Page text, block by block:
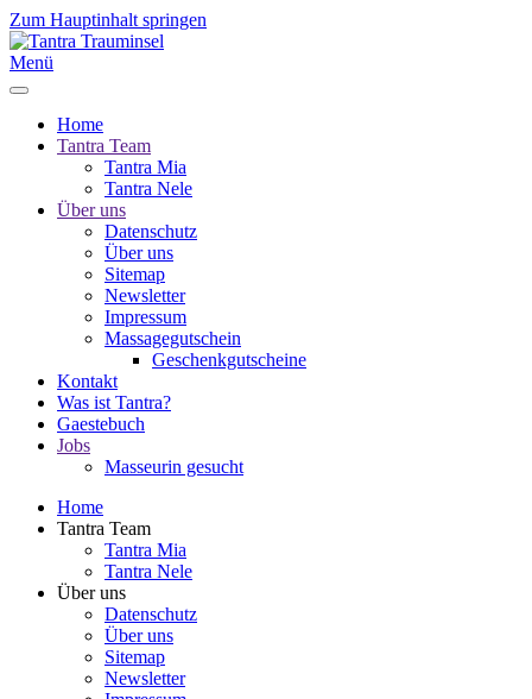
Zum Hauptinhalt springen
Menü
Home
Tantra Team
Tantra Mia
Tantra Nele
Über uns
Datenschutz
Über uns
Sitemap
Newsletter
Impressum
Massagegutschein
Geschenkgutscheine
Kontakt
Was ist Tantra?
Gaestebuch
Jobs
Masseurin gesucht
Home
Tantra Team
Tantra Mia
Tantra Nele
Über uns
Datenschutz
Über uns
Sitemap
Newsletter